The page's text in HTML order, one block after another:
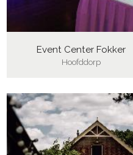
Event Center Fokker
Hoofddorp